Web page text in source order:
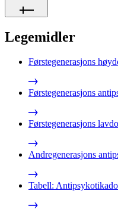
Legemidler
Førstegenerasjons
Førstegenerasjons
Førstegenerasjons
Andregenerasjons
Tabell: